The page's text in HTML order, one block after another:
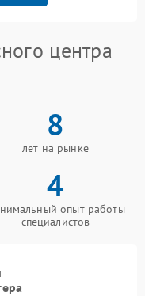
центра
8
лет на рынке
4
опыт работы
специалистов